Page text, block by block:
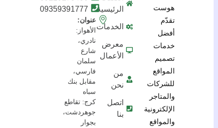
هوست
تقدّم
أفضل
خدمات
تصميم
المواقع
للشركات
والمتاجر
الإلكترونية
والمواقع
الرئيسية
الخدمات
معرض
الأعمال
من
نحن
اتصل
بنا
09359391777
عنوان:
الأهواز:
نادري،
شارع
سلمان
فارسي،
مقابل بنك
سباه
كرج: تقاطع
جوهردشت،
بجوار